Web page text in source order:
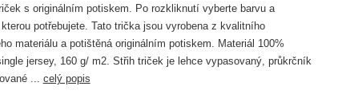
s originálním potiskem. Po rozkliknutí vyberte barvu a
potřebujete. Tato trička jsou vyrobena z kvalitního
materiálu a potištěná originálním potiskem. Materiál 100%
jersey, 160 g/ m2. Střih triček je lehce vypasovaný, průkrčník
... celý popis